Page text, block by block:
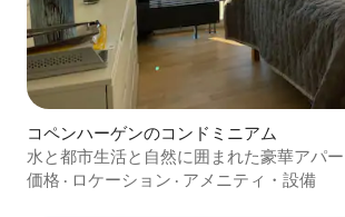
コペンハーゲンのコンドミニアム
水と都市生活と自然に囲まれた豪華アパー
価格 · ロケーション · アメニティ・設備